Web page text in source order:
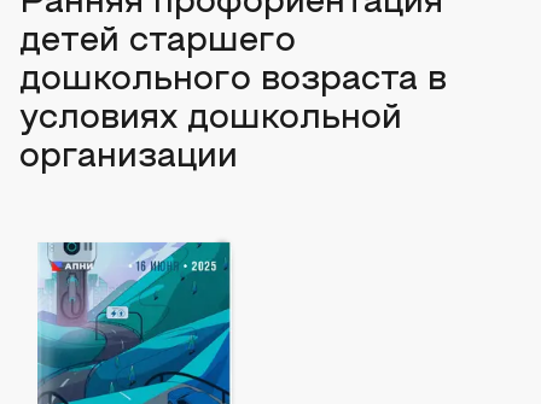
детей старшего
дошкольного возраста в
условиях дошкольной
организации